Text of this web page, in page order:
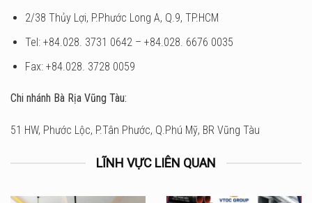
2/38 Thủy Lợi, P.Phước Long A, Q.9, TP.HCM
Tel: +84.028. 3731 0642 – +84.028. 6676 0035
Fax: +84.028. 3728 0059
Chi nhánh Bà Rịa Vũng Tàu:
51 HW, Phước Lộc, P.Tân Phước, Q.Phú Mỹ, BR Vũng Tàu
LĨNH VỰC LIÊN QUAN